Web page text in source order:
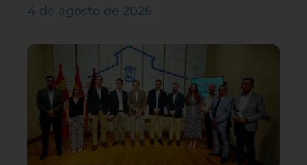
4 de agosto de 2026